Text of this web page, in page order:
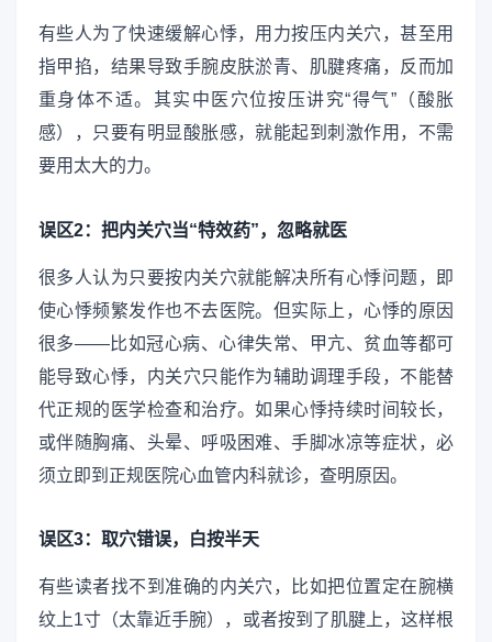
有些人为了快速缓解心悸，用力按压内关穴，甚至用
指甲掐，结果导致手腕皮肤淤青、肌腱疼痛，反而加
重身体不适。其实中医穴位按压讲究“得气”（酸胀
感），只要有明显酸胀感，就能起到刺激作用，不需
要用太大的力。
误区2：把内关穴当“特效药”，忽略就医
很多人认为只要按内关穴就能解决所有心悸问题，即
使心悸频繁发作也不去医院。但实际上，心悸的原因
很多——比如冠心病、心律失常、甲亢、贫血等都可
能导致心悸，内关穴只能作为辅助调理手段，不能替
代正规的医学检查和治疗。如果心悸持续时间较长，
或伴随胸痛、头晕、呼吸困难、手脚冰凉等症状，必
须立即到正规医院心血管内科就诊，查明原因。
误区3：取穴错误，白按半天
有些读者找不到准确的内关穴，比如把位置定在腕横
纹上1寸（太靠近手腕），或者按到了肌腱上，这样根